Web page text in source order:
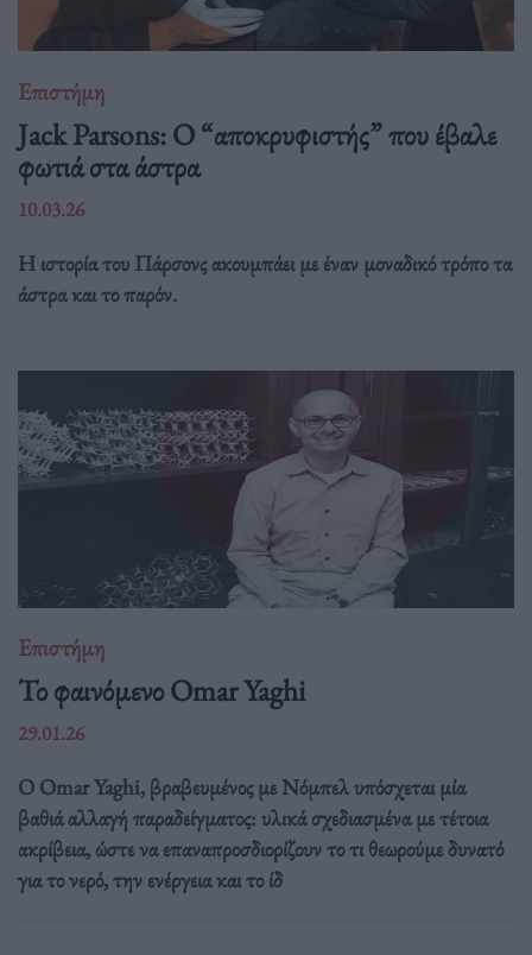
Επιστήμη
Jack Parsons: O “αποκρυφιστής” που έβαλε
φωτιά στα άστρα
10.03.26
Η ιστορία του Πάρσονς ακουμπάει με έναν μοναδικό τρόπο τα
άστρα και το παρόν.
Επιστήμη
Το φαινόμενο Omar Yaghi
29.01.26
Ο Omar Yaghi, βραβευμένος με Νόμπελ υπόσχεται μία
βαθιά αλλαγή παραδείγματος: υλικά σχεδιασμένα με τέτοια
ακρίβεια, ώστε να επαναπροσδιορίζουν το τι θεωρούμε δυνατό
για το νερό, την ενέργεια και το ίδ